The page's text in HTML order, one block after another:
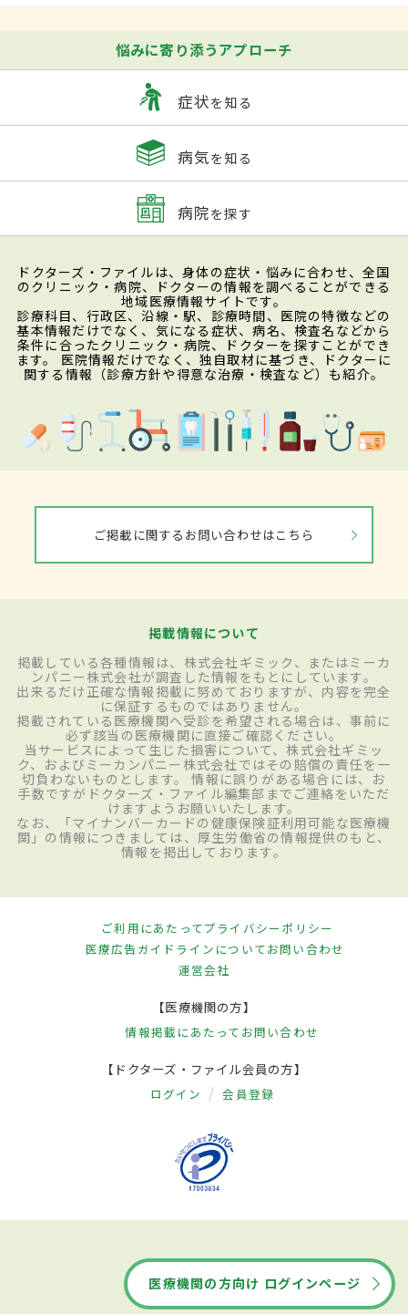
悩みに寄り添うアプローチ
症状を知る
病気を知る
病院を探す
ドクターズ・ファイルは、身体の症状・悩みに合わせ、全国
のクリニック・病院、ドクターの情報を調べることができる
地域医療情報サイトです。
診療科目、行政区、沿線・駅、診療時間、医院の特徴などの
基本情報だけでなく、気になる症状、病名、検査名などから
条件に合ったクリニック・病院、ドクターを探すことができ
ます。 医院情報だけでなく、独自取材に基づき、ドクターに
関する情報（診療方針や得意な治療・検査など）も紹介。
ご掲載に関するお問い合わせはこちら
掲載情報について
掲載している各種情報は、株式会社ギミック、またはミーカ
ンパニー株式会社が調査した情報をもとにしています。
出来るだけ正確な情報掲載に努めておりますが、内容を完全
に保証するものではありません。
掲載されている医療機関へ受診を希望される場合は、事前に
必ず該当の医療機関に直接ご確認ください。
当サービスによって生じた損害について、株式会社ギミッ
ク、およびミーカンパニー株式会社ではその賠償の責任を一
切負わないものとします。 情報に誤りがある場合には、お
手数ですがドクターズ・ファイル編集部までご連絡をいただ
けますようお願いいたします。
なお、「マイナンバーカードの健康保険証利用可能な医療機
関」の情報につきましては、厚生労働省の情報提供のもと、
情報を掲出しております。
ご利用にあたってプライバシーポリシー
医療広告ガイドラインについてお問い合わせ
運営会社
【医療機関の方】
情報掲載にあたって お問い合わせ
【ドクターズ・ファイル会員の方】
ログイン 会員登録
医療機関の方向け ログインページ